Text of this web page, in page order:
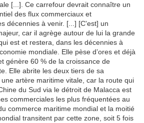
[...]. Ce carrefour devrait connaître un
des flux commerciaux et
décennies à venir. [...] [C'est] un
car il agrège autour de lui la grande
est et restera, dans les décennies à
mondiale. Elle pèse d’ores et déjà
génère 60 % de la croissance de
Elle abrite les deux tiers de sa
une artère maritime vitale, car la route qui
du Sud via le détroit de Malacca est
commerciales les plus fréquentées au
commerce maritime mondial et la moitié
transitent par cette zone, soit 5 fois